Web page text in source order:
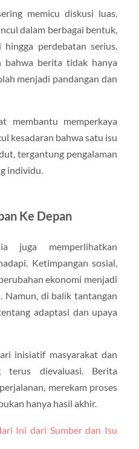
memicu diskusi luas.
dalam berbagai bentuk,
perdebatan serius.
bahwa berita tidak hanya
menjadi pandangan dan
membantu memperkaya
kesadaran bahwa satu isu
tergantung pengalaman
individu.
Ke Depan
juga memperlihatkan
Ketimpangan sosial,
ekonomi menjadi
Namun, di balik tantangan
adaptasi dan upaya
inisiatif masyarakat dan
terus dievaluasi. Berita
merekam proses
hanya hasil akhir.
Ini dari Sumber dan Isu